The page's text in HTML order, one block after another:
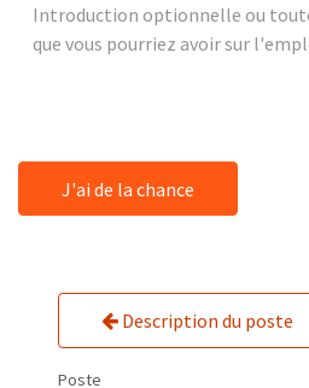
J'ai de la chance
Description du poste
Poste